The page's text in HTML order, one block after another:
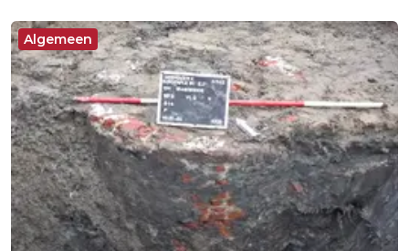
Algemeen